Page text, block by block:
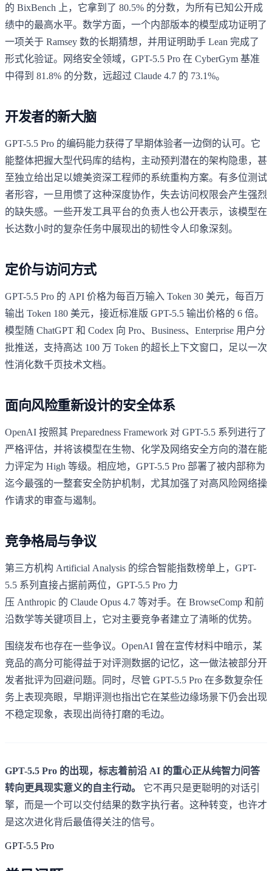
的 BixBench 上，它拿到了 80.5% 的分数，为所有已知公开成
绩中的最高水平。数学方面，一个内部版本的模型成功证明了
一项关于 Ramsey 数的长期猜想，并用证明助手 Lean 完成了
形式化验证。网络安全领域，GPT-5.5 Pro 在 CyberGym 基准
中得到 81.8% 的分数，远超过 Claude 4.7 的 73.1%。
开发者的新大脑
GPT-5.5 Pro 的编码能力获得了早期体验者一边倒的认可。它
能整体把握大型代码库的结构，主动预判潜在的架构隐患，甚
至独立给出足以媲美资深工程师的系统重构方案。有多位测试
者形容，一旦用惯了这种深度协作，失去访问权限会产生强烈
的缺失感。一些开发工具平台的负责人也公开表示，该模型在
长达数小时的复杂任务中展现出的韧性令人印象深刻。
定价与访问方式
GPT-5.5 Pro 的 API 价格为每百万输入 Token 30 美元，每百万
输出 Token 180 美元，接近标准版 GPT-5.5 输出价格的 6 倍。
模型随 ChatGPT 和 Codex 向 Pro、Business、Enterprise 用户分
批推送，支持高达 100 万 Token 的超长上下文窗口，足以一次
性消化数千页技术文档。
面向风险重新设计的安全体系
OpenAI 按照其 Preparedness Framework 对 GPT-5.5 系列进行了
严格评估，并将该模型在生物、化学及网络安全方向的潜在能
力评定为 High 等级。相应地，GPT-5.5 Pro 部署了被内部称为
迄今最强的一整套安全防护机制，尤其加强了对高风险网络操
作请求的审查与遏制。
竞争格局与争议
第三方机构 Artificial Analysis 的综合智能指数榜单上，GPT-
5.5 系列直接占据前两位，GPT-5.5 Pro 力
压 Anthropic 的 Claude Opus 4.7 等对手。在 BrowseComp 和前
沿数学等关键项目上，它对主要竞争者建立了清晰的优势。
围绕发布也存在一些争议。OpenAI 曾在宣传材料中暗示，某
竞品的高分可能得益于对评测数据的记忆，这一做法被部分开
发者批评为回避问题。同时，尽管 GPT-5.5 Pro 在多数复杂任
务上表现亮眼，早期评测也指出它在某些边缘场景下仍会出现
不稳定现象，表现出尚待打磨的毛边。
GPT-5.5 Pro 的出现，标志着前沿 AI 的重心正从纯智力问答
转向更具现实意义的自主行动。
它不再只是更聪明的对话引
擎，而是一个可以交付结果的数字执行者。这种转变，也许才
是这次进化背后最值得关注的信号。
GPT-5.5 Pro